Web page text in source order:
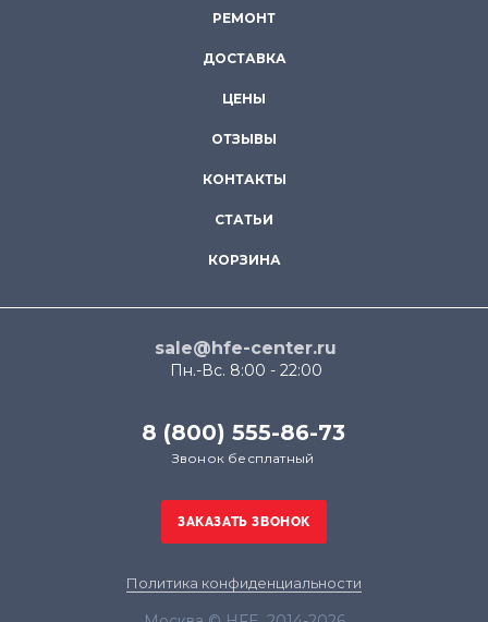
РЕМОНТ
ДОСТАВКА
ЦЕНЫ
ОТЗЫВЫ
КОНТАКТЫ
СТАТЬИ
КОРЗИНА
sale@hfe-center.ru
Пн.-Вс. 8:00 - 22:00
8 (800) 555-86-73
Звонок бесплатный
Политика конфиденциальности